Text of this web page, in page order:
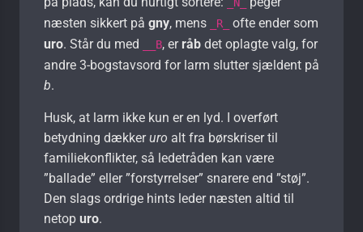
næsten sikkert på gny, mens _R_
ofte ender som
uro. Står du med __B, er råb det oplagte valg, for
andre 3-bogstavsord for larm slutter sjældent på
b.
Husk, at larm ikke kun er en lyd. I overført
betydning dækkeruro alt fra børs­kriser til
familiekonflikter, så ledetråden kan være
”ballade” eller ”forstyrrelser” snarere end ”støj”.
Den slags ordrige hints leder næsten altid til
netop uro.